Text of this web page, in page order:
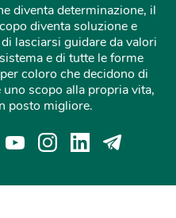
diventa determinazione, il
diventa soluzione e
lasciarsi guidare da valori
e di tutte le forme
coloro che decidono di
scopo alla propria vita,
posto migliore.